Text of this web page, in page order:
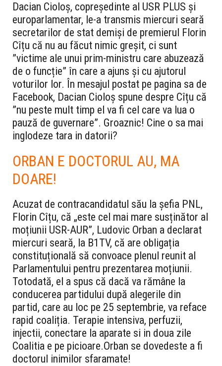
Dacian Cioloș, copreședinte al USR PLUS și
europarlamentar, le-a transmis miercuri seară
secretarilor de stat demiși de premierul Florin
Cîțu că nu au făcut nimic greșit, ci sunt
”victime ale unui prim-ministru care abuzează
de o funcție” în care a ajuns și cu ajutorul
voturilor lor. În mesajul postat pe pagina sa de
Facebook, Dacian Cioloș spune despre Cîțu că
”nu peste mult timp el va fi cel care va lua o
pauză de guvernare”. Groaznic! Cine o sa mai
inglodeze tara in datorii?
ORBAN E DOCTORUL AU, MA
DOARE!
Acuzat de contracandidatul său la șefia PNL,
Florin Cîțu, că „este cel mai mare susținător al
moțiunii USR-AUR”, Ludovic Orban a declarat
miercuri seară, la B1TV, că are obligația
constituțională să convoace plenul reunit al
Parlamentului pentru prezentarea moțiunii.
Totodată, el a spus că dacă va rămâne la
conducerea partidului după alegerile din
partid, care au loc pe 25 septembrie, va reface
rapid coaliția. Terapie intensiva, perfuzii,
injectii, conectare la aparate si in doua zile
Coalitia e pe picioare.Orban se dovedeste a fi
doctorul inimilor sfaramate!